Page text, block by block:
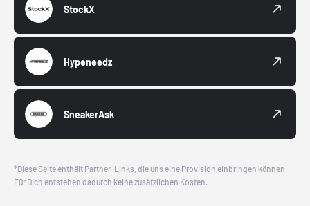
StockX
Hypeneedz
SneakerAsk
*Diese Seite enthält Partner-Links, die uns eine Provision einbringen können.
Für Dich entstehen dadurch keine zusätzlichen Kosten.